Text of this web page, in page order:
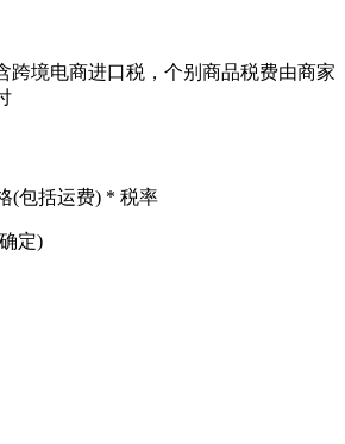
跨境电商进口税，个别商品税费由商家
(包括运费) * 税率
定)